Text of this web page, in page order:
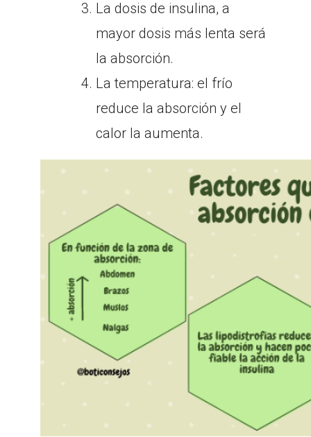
La dosis de insulina, a
mayor dosis más lenta será
la absorción.
La temperatura: el frío
reduce la absorción y el
calor la aumenta.